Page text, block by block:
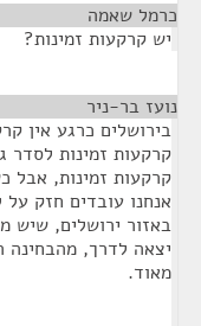
כרמל שאמה
יש קרקעות זמינות?
נועז בר-ניר
קרקעות זמינות, אבל
אנחנו עובדים חזק
יצאה לדרך, מהבחינה
מאוד.